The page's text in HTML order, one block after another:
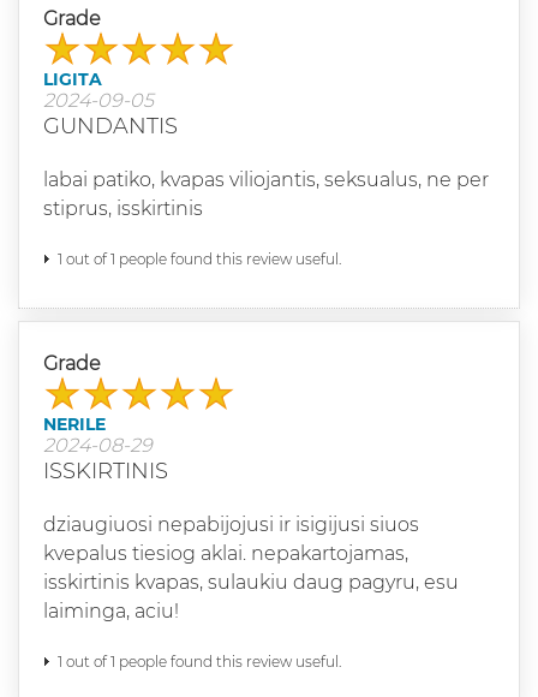
Grade
LIGITA
2024-09-05
GUNDANTIS
labai patiko, kvapas viliojantis, seksualus, ne per
stiprus, isskirtinis
1 out of 1 people found this review useful.
Grade
NERILE
2024-08-29
ISSKIRTINIS
dziaugiuosi nepabijojusi ir isigijusi siuos
kvepalus tiesiog aklai. nepakartojamas,
isskirtinis kvapas, sulaukiu daug pagyru, esu
laiminga, aciu!
1 out of 1 people found this review useful.